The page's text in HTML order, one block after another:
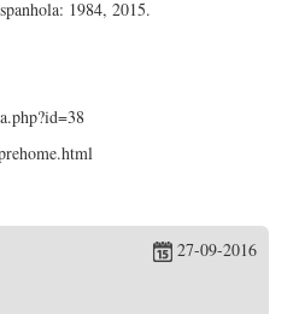
1984, 2015.
27-09-2016